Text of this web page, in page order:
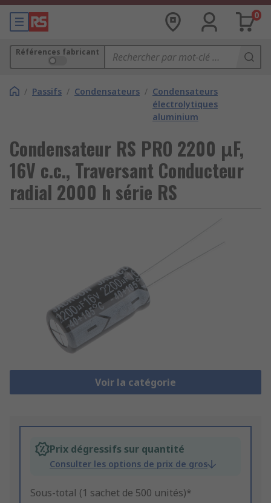
0
Références fabricant
/ Passifs / Condensateurs / Condensateurs
électrolytiques
aluminium
Condensateur RS PRO 2200 μF,
16V c.c., Traversant Conducteur
radial 2000 h série RS
Voir la catégorie
Prix dégressifs sur quantité
Consulter les options de prix de gros
Sous-total (1 sachet de 500 unités)*